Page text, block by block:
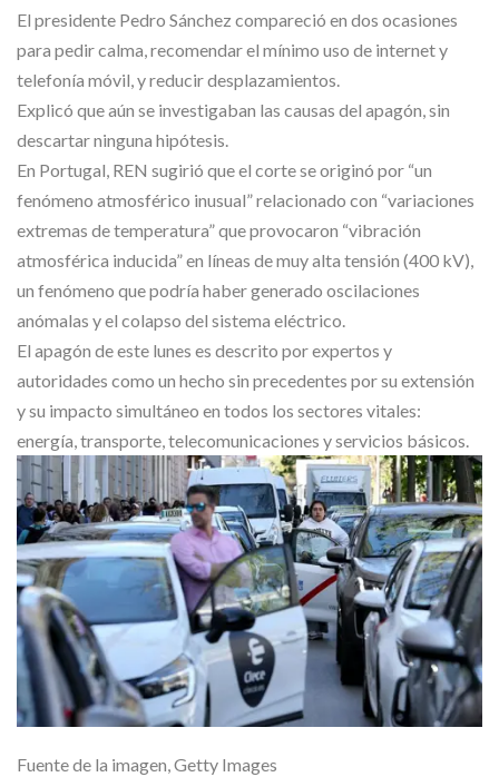
El presidente Pedro Sánchez compareció en dos ocasiones
para pedir calma, recomendar el mínimo uso de internet y
telefonía móvil, y reducir desplazamientos.
Explicó que aún se investigaban las causas del apagón, sin
descartar ninguna hipótesis.
En Portugal, REN sugirió que el corte se originó por “un
fenómeno atmosférico inusual” relacionado con “variaciones
extremas de temperatura” que provocaron “vibración
atmosférica inducida” en líneas de muy alta tensión (400 kV),
un fenómeno que podría haber generado oscilaciones
anómalas y el colapso del sistema eléctrico.
El apagón de este lunes es descrito por expertos y
autoridades como un hecho sin precedentes por su extensión
y su impacto simultáneo en todos los sectores vitales:
energía, transporte, telecomunicaciones y servicios básicos.
Fuente de la imagen,Getty Images